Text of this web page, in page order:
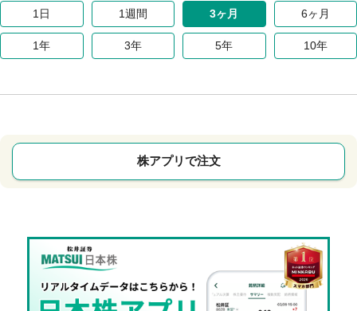
1日 1週間 3ヶ月 6ヶ月
1年 3年 5年 10年
株アプリで注文